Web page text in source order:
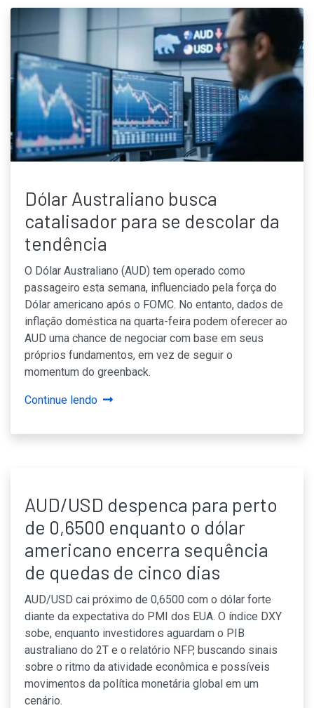
Dólar Australiano busca
catalisador para se descolar da
tendência
O Dólar Australiano (AUD) tem operado como
passageiro esta semana, influenciado pela força do
Dólar americano após o FOMC. No entanto, dados de
inflação doméstica na quarta-feira podem oferecer ao
AUD uma chance de negociar com base em seus
próprios fundamentos, em vez de seguir o
momentum do greenback.
Continue lendo
AUD/USD despenca para perto
de 0,6500 enquanto o dólar
americano encerra sequência
de quedas de cinco dias
AUD/USD cai próximo de 0,6500 com o dólar forte
diante da expectativa do PMI dos EUA. O índice DXY
sobe, enquanto investidores aguardam o PIB
australiano do 2T e o relatório NFP, buscando sinais
sobre o ritmo da atividade econômica e possíveis
movimentos da política monetária global em um
cenário.